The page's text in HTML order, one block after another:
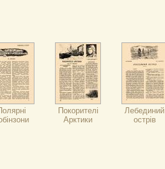
Покорителі
Арктики
Лебединий
острів